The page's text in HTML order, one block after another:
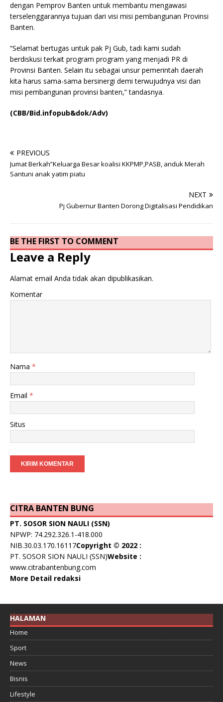
dengan Pemprov Banten untuk membantu mengawasi
terselenggarannya tujuan dari visi misi pembangunan Provinsi
Banten.
“Selamat bertugas untuk pak Pj Gub, tadi kami sudah
berdiskusi terkait program program yang menjadi PR di
Provinsi Banten. Selain itu sebagai unsur pemerintah daerah
kita harus sama-sama bersinergi demi terwujudnya visi dan
misi pembangunan provinsi banten,” tandasnya.
(CBB/Bid.infopub&dok/Adv)
PREVIOUS
Jumat Berkah”Keluarga Besar koalisi KKPMP,PASB, anduk Merah
Santuni anak yatim piatu
NEXT
Pj Gubernur Banten Dorong Digitalisasi Pendidikan
BE THE FIRST TO COMMENT
Leave a Reply
Alamat email Anda tidak akan dipublikasikan.
Komentar
Nama *
Email *
Situs
CITRA BANTEN BUNG
PT. SOSOR SION NAULI (SSN)
NPWP: 74.292.326.1-418.000
NIB.30.03.170.16117Copyright © 2022 :
PT. SOSOR SION NAULI (SSN)Website :
www.citrabantenbung.com
More Detail redaksi
HALAMAN
Home
Sport
News
Bisnis
Lifestyle